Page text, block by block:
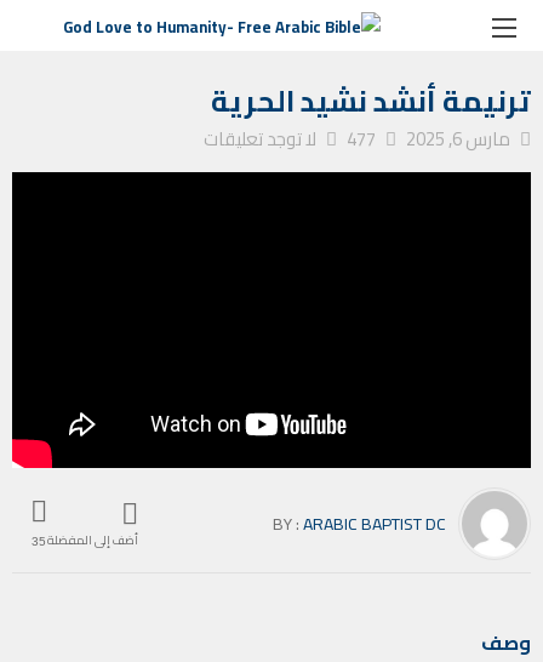
الصفحة الرئيسية ترانيم كنيسة ترنيمة أنشد نشيد الحرية
ترنيمة أنشد نشيد الحرية
مارس 6, 2025 477 لا توجد تعليقات
أضف إلى المفضلة35
BY :ARABIC BAPTIST DC
وصف